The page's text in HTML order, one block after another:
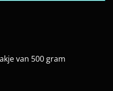
van 500 gram